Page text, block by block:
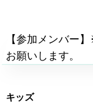
【参加メンバー
お願いします。
キッズ